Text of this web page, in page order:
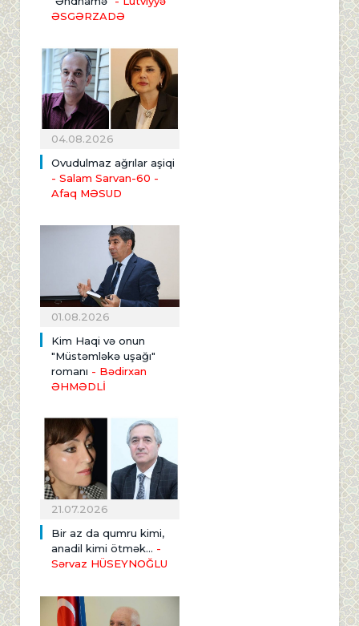
ƏSGƏRZADƏ
04.08.2026
Ovudulmaz ağrılar aşiqi
- Salam Sarvan-60 -
Afaq MƏSUD
01.08.2026
Kim Haqi və onun
"Müstəmləkə uşağı"
romanı - Bədirxan
ƏHMƏDLİ
21.07.2026
Bir az da qumru kimi,
anadil kimi ötmək... -
Sərvaz HÜSEYNOĞLU